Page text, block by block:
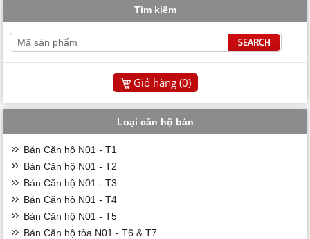
Tìm kiếm
Giỏ hàng (0)
Loại căn hộ bán
Bán Căn hộ N01 - T1
Bán Căn hộ N01 - T2
Bán Căn hộ N01 - T3
Bán Căn hộ N01 - T4
Bán Căn hộ N01 - T5
Bán Căn hộ tòa N01 - T6 & T7